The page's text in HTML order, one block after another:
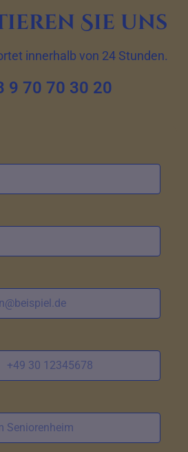
Sie uns
innerhalb von 24 Stunden.
9 70 70 30 20